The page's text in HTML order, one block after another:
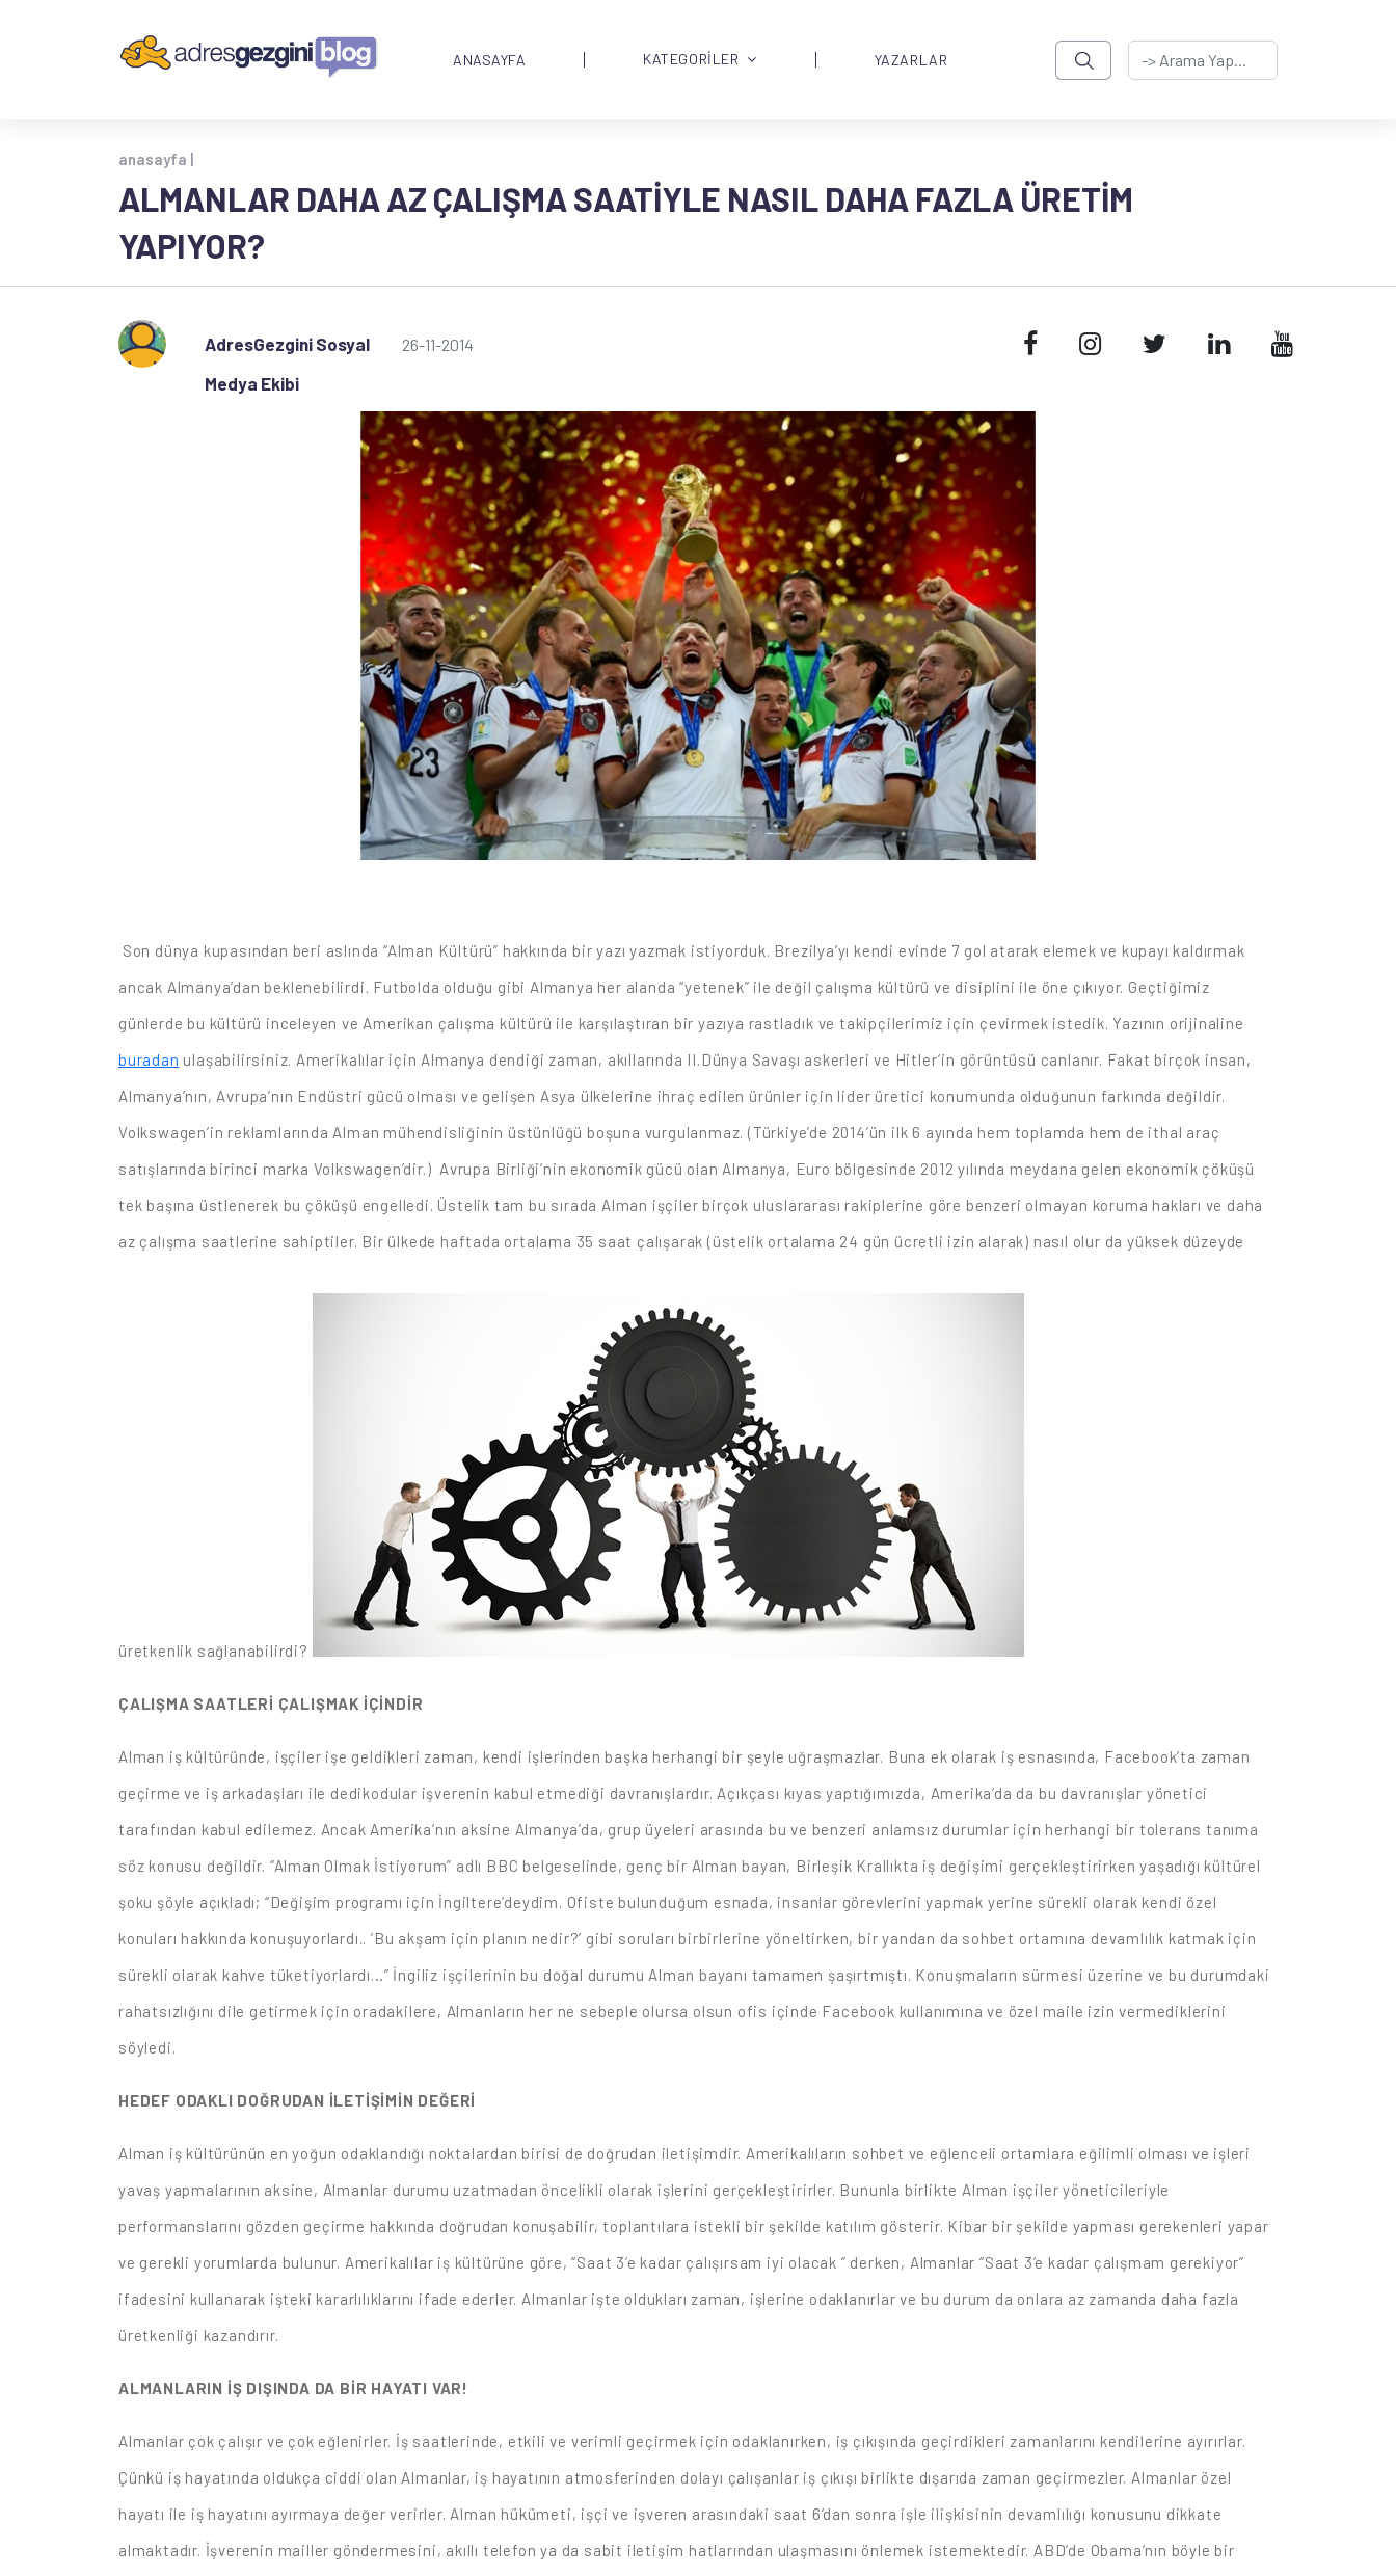
ANASAYFA KATEGORİLER YAZARLAR
anasayfa |
ALMANLAR DAHA AZ ÇALIŞMA SAATIYLE NASIL DAHA FAZLA ÜRETIM
YAPIYOR?
AdresGezgini Sosyal
Medya Ekibi
26-11-2014
Son dünya kupasından beri aslında “Alman Kültürü” hakkında bir yazı yazmak istiyorduk. Brezilya’yı kendi evinde 7 gol atarak elemek ve kupayı kaldırmak
ancak Almanya’dan beklenebilirdi. Futbolda olduğu gibi Almanya her alanda “yetenek” ile değil çalışma kültürü ve disiplini ile öne çıkıyor. Geçtiğimiz
günlerde bu kültürü inceleyen ve Amerikan çalışma kültürü ile karşılaştıran bir yazıya rastladık ve takipçilerimiz için çevirmek istedik. Yazının orijinaline
buradan ulaşabilirsiniz. Amerikalılar için Almanya dendiği zaman, akıllarında II.Dünya Savaşı askerleri ve Hitler’in görüntüsü canlanır. Fakat birçok insan,
Almanya’nın, Avrupa’nın Endüstri gücü olması ve gelişen Asya ülkelerine ihraç edilen ürünler için lider üretici konumunda olduğunun farkında değildir.
Volkswagen’in reklamlarında Alman mühendisliğinin üstünlüğü boşuna vurgulanmaz. (Türkiye’de 2014’ün ilk 6 ayında hem toplamda hem de ithal araç
satışlarında birinci marka Volkswagen’dir.) Avrupa Birliği’nin ekonomik gücü olan Almanya, Euro bölgesinde 2012 yılında meydana gelen ekonomik çöküşü
tek başına üstlenerek bu çöküşü engelledi. Üstelik tam bu sırada Alman işçiler birçok uluslararası rakiplerine göre benzeri olmayan koruma hakları ve daha
az çalışma saatlerine sahiptiler. Bir ülkede haftada ortalama 35 saat çalışarak (üstelik ortalama 24 gün ücretli izin alarak) nasıl olur da yüksek düzeyde
üretkenlik sağlanabilirdi?
ÇALIŞMA SAATLERİ ÇALIŞMAK İÇİNDİR
Alman iş kültüründe, işçiler işe geldikleri zaman, kendi işlerinden başka herhangi bir şeyle uğraşmazlar. Buna ek olarak iş esnasında, Facebook’ta zaman
geçirme ve iş arkadaşları ile dedikodular işverenin kabul etmediği davranışlardır. Açıkçası kıyas yaptığımızda, Amerika’da da bu davranışlar yönetici
tarafından kabul edilemez. Ancak Amerika’nın aksine Almanya’da, grup üyeleri arasında bu ve benzeri anlamsız durumlar için herhangi bir tolerans tanıma
söz konusu değildir. “Alman Olmak İstiyorum” adlı BBC belgeselinde, genç bir Alman bayan, Birleşik Krallıkta iş değişimi gerçekleştirirken yaşadığı kültürel
şoku şöyle açıkladı; “Değişim programı için İngiltere’deydim. Ofiste bulunduğum esnada, insanlar görevlerini yapmak yerine sürekli olarak kendi özel
konuları hakkında konuşuyorlardı.. ’Bu akşam için planın nedir?’ gibi soruları birbirlerine yöneltirken, bir yandan da sohbet ortamına devamlılık katmak için
sürekli olarak kahve tüketiyorlardı…” İngiliz işçilerinin bu doğal durumu Alman bayanı tamamen şaşırtmıştı. Konuşmaların sürmesi üzerine ve bu durumdaki
rahatsızlığını dile getirmek için oradakilere, Almanların her ne sebeple olursa olsun ofis içinde Facebook kullanımına ve özel maile izin vermediklerini
söyledi.
HEDEF ODAKLI DOĞRUDAN İLETİŞİMİN DEĞERİ
Alman iş kültürünün en yoğun odaklandığı noktalardan birisi de doğrudan iletişimdir. Amerikalıların sohbet ve eğlenceli ortamlara eğilimli olması ve işleri
yavaş yapmalarının aksine, Almanlar durumu uzatmadan öncelikli olarak işlerini gerçekleştirirler. Bununla birlikte Alman işçiler yöneticileriyle
performanslarını gözden geçirme hakkında doğrudan konuşabilir, toplantılara istekli bir şekilde katılım gösterir. Kibar bir şekilde yapması gerekenleri yapar
ve gerekli yorumlarda bulunur. Amerikalılar iş kültürüne göre, “Saat 3’e kadar çalışırsam iyi olacak ” derken, Almanlar “Saat 3’e kadar çalışmam gerekiyor”
ifadesini kullanarak işteki kararlılıklarını ifade ederler. Almanlar işte oldukları zaman, işlerine odaklanırlar ve bu durum da onlara az zamanda daha fazla
üretkenliği kazandırır.
ALMANLARIN İŞ DIŞINDA DA BİR HAYATI VAR!
Almanlar çok çalışır ve çok eğlenirler. İş saatlerinde, etkili ve verimli geçirmek için odaklanırken, iş çıkışında geçirdikleri zamanlarını kendilerine ayırırlar.
Çünkü iş hayatında oldukça ciddi olan Almanlar, iş hayatının atmosferinden dolayı çalışanlar iş çıkışı birlikte dışarıda zaman geçirmezler. Almanlar özel
hayatı ile iş hayatını ayırmaya değer verirler. Alman hükümeti, işçi ve işveren arasındaki saat 6’dan sonra işle ilişkisinin devamlılığı konusunu dikkate
almaktadır. İşverenin mailler göndermesini, akıllı telefon ya da sabit iletişim hatlarından ulaşmasını önlemek istemektedir. ABD’de Obama’nın böyle bir